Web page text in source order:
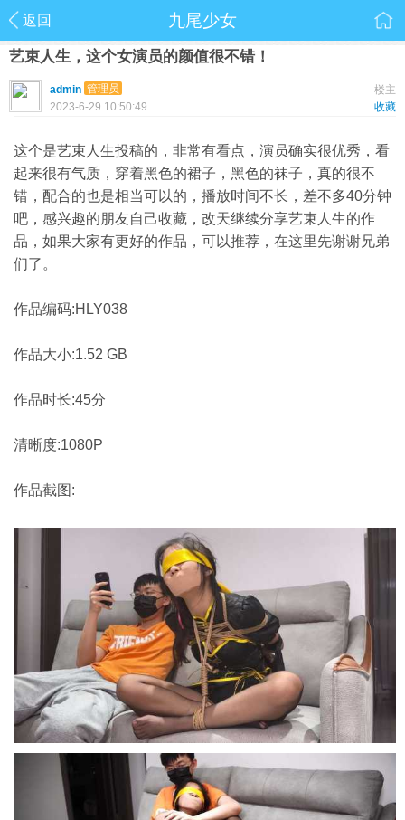
返回 九尾少女
艺束人生，这个女演员的颜值很不错！
楼主
admin 管理员
收藏
2023-6-29 10:50:49
这个是艺束人生投稿的，非常有看点，演员确实很优秀，看
起来很有气质，穿着黑色的裙子，黑色的袜子，真的很不
错，配合的也是相当可以的，播放时间不长，差不多40分钟
吧，感兴趣的朋友自己收藏，改天继续分享艺束人生的作
品，如果大家有更好的作品，可以推荐，在这里先谢谢兄弟
们了。
作品编码:HLY038
作品大小:1.52 GB
作品时长:45分
清晰度:1080P
作品截图: